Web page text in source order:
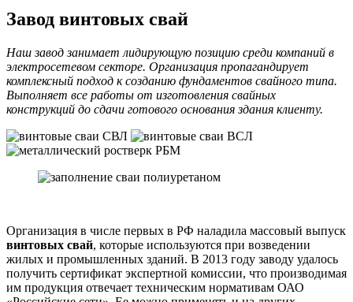
Завод винтовых свай
Наш завод занимает лидирующую позицию среди компаний в
электросетевом секторе. Организация пропагандирует
комплексный подход к созданию фундаментов свайного типа.
Выполняет все работы от изготовления свайных
конструкций до сдачи готового основания здания клиенту.
Организация в числе первых в РФ наладила массовый выпуск
винтовых свай, которые используются при возведении
жилых и промышленных зданий. В 2013 году заводу удалось
получить сертификат экспертной комиссии, что производимая
им продукция отвечает техническим нормативам ОАО